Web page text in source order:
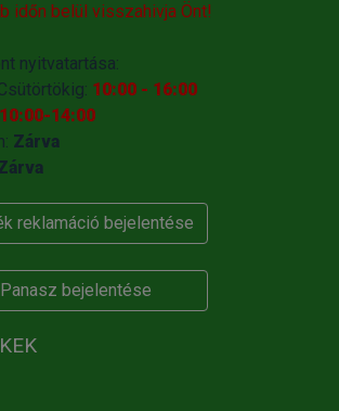
időn belül visszahivja Önt!
nyitvatartása:
10:00 - 16:00
10:00-14:00
Zárva
reklamáció bejelentése
bejelentése